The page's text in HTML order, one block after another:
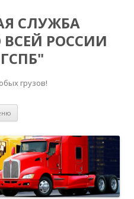
СЛУЖБА
РОССИИ
грузов!